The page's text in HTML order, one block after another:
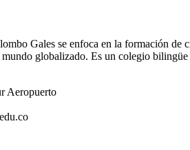
Gales se enfoca en la formación de
globalizado. Es un colegio
Aeropuerto